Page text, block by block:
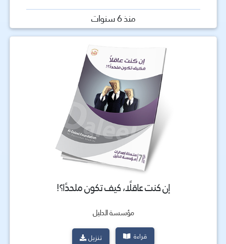
منذ 6 سنوات
إن كنت عاقلًا، كيف تكون ملحدًا؟!
مؤسسة الدليل
قراءة تنزيل